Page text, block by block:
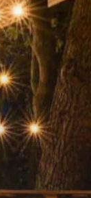
Giet af en
Giet alles in